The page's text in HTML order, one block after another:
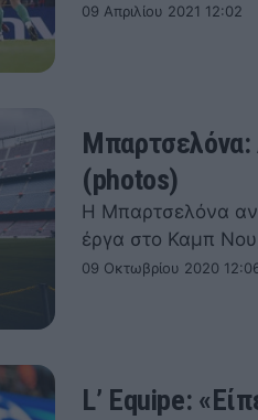
09 Απριλίου 2021 12:02
Μπαρτσελόνα:
(photos)
Η Μπαρτσελόνα
έργα στο Καμπ
09 Οκτωβρίου 2020
L’ Equipe: